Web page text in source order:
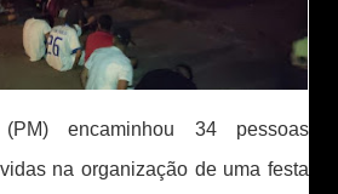
encaminhou 34 pessoas
na organização de uma festa